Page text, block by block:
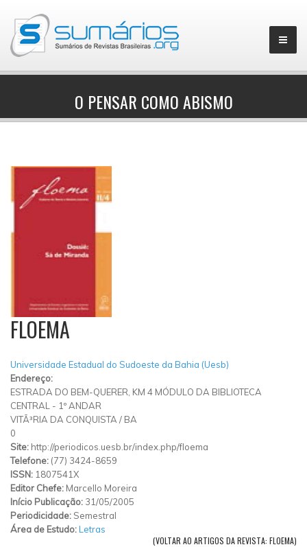
▼
O PENSAR COMO ABISMO
FLOEMA
Universidade Estadual do Sudoeste da Bahia (Uesb)
Endereço:
ESTRADA DO BEM-QUERER, KM 4 MÓDULO DA BIBLIOTECA
CENTRAL - 1º ANDAR
VITÃ³RIA DA CONQUISTA / BA
0
Site: http://periodicos.uesb.br/index.php/floema
Telefone: (77) 3424-8659
ISSN: 1807541X
Editor Chefe: Marcello Moreira
Início Publicação: 31/05/2005
Periodicidade: Semestral
Área de Estudo:Letras
(VOLTAR AO ARTIGOS DA REVISTA: FLOEMA)